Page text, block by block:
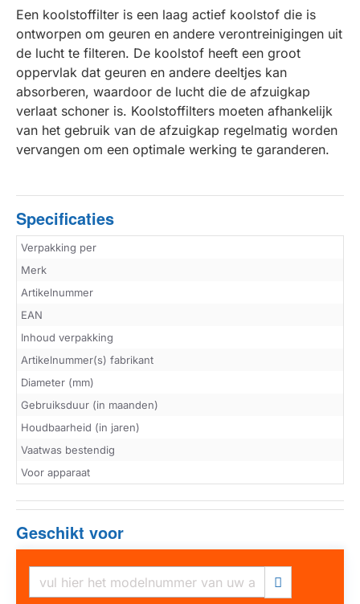
Een koolstoffilter is een laag actief koolstof die is
ontworpen om geuren en andere verontreinigingen uit
de lucht te filteren. De koolstof heeft een groot
oppervlak dat geuren en andere deeltjes kan
absorberen, waardoor de lucht die de afzuigkap
verlaat schoner is. Koolstoffilters moeten afhankelijk
van het gebruik van de afzuigkap regelmatig worden
vervangen om een optimale werking te garanderen.
Specificaties
Verpakking per
Merk
Artikelnummer
EAN
Inhoud verpakking
Artikelnummer(s) fabrikant
Diameter (mm)
Gebruiksduur (in maanden)
Houdbaarheid (in jaren)
Vaatwas bestendig
Voor apparaat
Geschikt voor